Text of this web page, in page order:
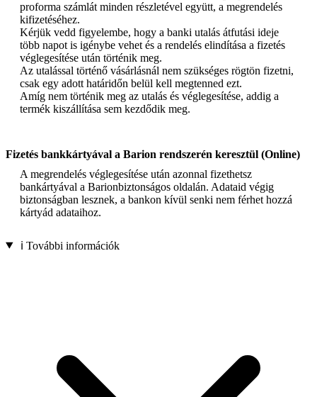
proforma számlát minden részletével együtt, a megrendelés
kifizetéséhez.
Kérjük vedd figyelembe, hogy a banki utalás átfutási ideje
több napot is igénybe vehet és a rendelés elindítása a fizetés
véglegesítése után történik meg.
Az utalással történő vásárlásnál nem szükséges rögtön fizetni,
csak egy adott határidőn belül kell megtenned ezt.
Amíg nem történik meg az utalás és véglegesítése, addig a
termék kiszállítása sem kezdődik meg.
Fizetés bankkártyával a Barion rendszerén keresztül (Online)
A megrendelés véglegesítése után azonnal fizethetsz
bankártyával a Barionbiztonságos oldalán. Adataid végig
biztonságban lesznek, a bankon kívül senki nem férhet hozzá
kártyád adataihoz.
ℹ️ További információk